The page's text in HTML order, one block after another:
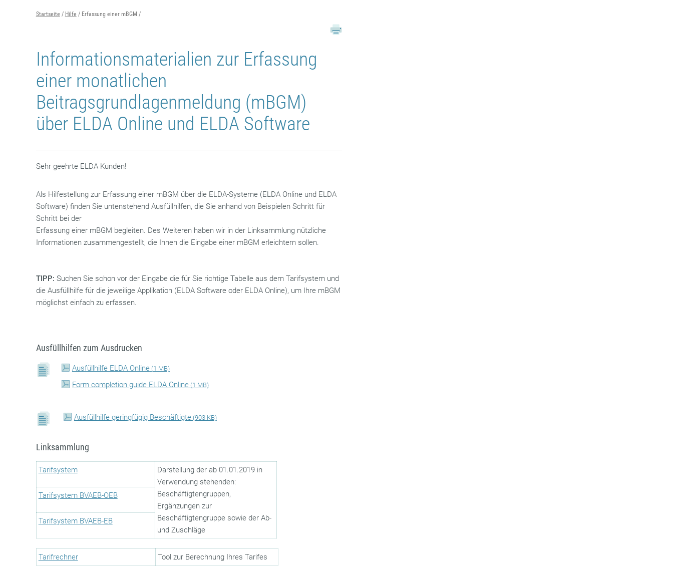
Startseite Hilfe Erfassung einer mBGM
Informationsmaterialien zur Erfassung
einer monatlichen
Beitragsgrundlagenmeldung (mBGM)
über ELDA Online und ELDA Software
Sehr geehrte ELDA Kunden!
Als Hilfestellung zur Erfassung einer mBGM über die ELDA-Systeme (ELDA Online und ELDA
Software) finden Sie untenstehend Ausfüllhilfen, die Sie anhand von Beispielen Schritt für
Schritt bei der
Erfassung einer mBGM begleiten. Des Weiteren haben wir in der Linksammlung nützliche
Informationen zusammengestellt, die Ihnen die Eingabe einer mBGM erleichtern sollen.
TIPP: Suchen Sie schon vor der Eingabe die für Sie richtige Tabelle aus dem Tarifsystem und
die Ausfüllhilfe für die jeweilige Applikation (ELDA Software oder ELDA Online), um Ihre mBGM
möglichst einfach zu erfassen.
Ausfüllhilfen zum Ausdrucken
Ausfüllhilfe ELDA Online(1 MB)
Form completion guide ELDA Online(1 MB)
Ausfüllhilfe geringfügig Beschäftigte(903 KB)
Linksammlung
Tarifsystem
Darstellung der ab 01.01.2019 in
Verwendung stehenden:
Beschäftigtengruppen,
Ergänzungen zur
Beschäftigtengruppe sowie der Ab-
und Zuschläge
Tarifsystem BVAEB-OEB
Tarifsystem BVAEB-EB
Tarifrechner Tool zur Berechnung Ihres Tarifes